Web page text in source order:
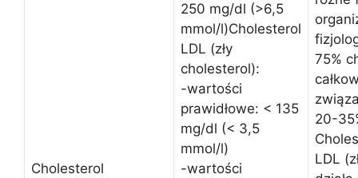
Cholesterol
250 mg/dl (>6,5
mmol/l)Cholesterol
LDL (zły
cholesterol):
-wartości
prawidłowe: < 135
mg/dl (< 3,5
mmol/l)
-wartości
75%
20-
LDL